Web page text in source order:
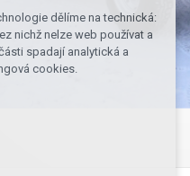
cookies
vše
dělíme na technická:
nichž nelze web používat a
spadají analytická a
cookies.